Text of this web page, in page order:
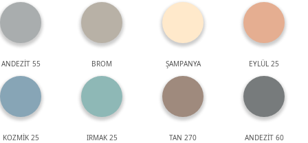
ANDEZİT 55 BROM ŞAMPANYA EYLÜL 25
KOZMİK 25 IRMAK 25 TAN 270 ANDEZİT 60